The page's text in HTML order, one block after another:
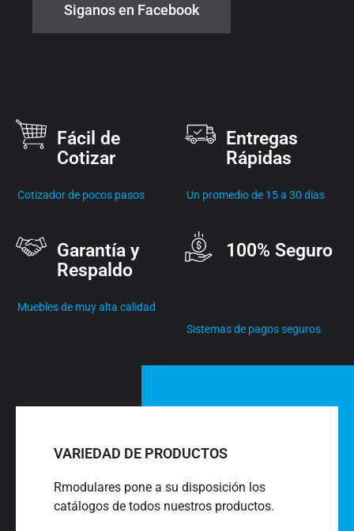
Siganos en Facebook
Fácil de
Cotizar
Cotizador de pocos pasos
Entregas
Rápidas
Un promedio de 15 a 30 días
Garantía y
Respaldo
Muebles de muy alta calidad
100% Seguro
Sistemas de pagos seguros
VARIEDAD DE PRODUCTOS
Rmodulares pone a su disposición los
catálogos de todos nuestros productos.